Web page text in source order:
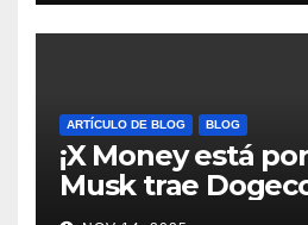
ARTÍCULO DE BLOG BLOG
¡X Money está
Musk trae
mundo de pagos